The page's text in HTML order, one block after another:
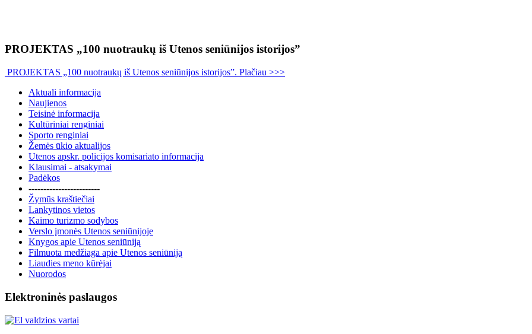
PROJEKTAS „100 nuotraukų iš Utenos seniūnijos istorijos”
PROJEKTAS „100 nuotraukų iš Utenos seniūnijos istorijos”. Plačiau >>>
Aktuali informacija
Naujienos
Teisinė informacija
Kultūriniai renginiai
Sporto renginiai
Žemės ūkio aktualijos
Utenos apskr. policijos komisariato informacija
Klausimai - atsakymai
Padėkos
------------------------
Žymūs kraštiečiai
Lankytinos vietos
Kaimo turizmo sodybos
Verslo įmonės Utenos seniūnijoje
Knygos apie Utenos seniūniją
Filmuota medžiaga apie Utenos seniūniją
Liaudies meno kūrėjai
Nuorodos
Elektroninės paslaugos